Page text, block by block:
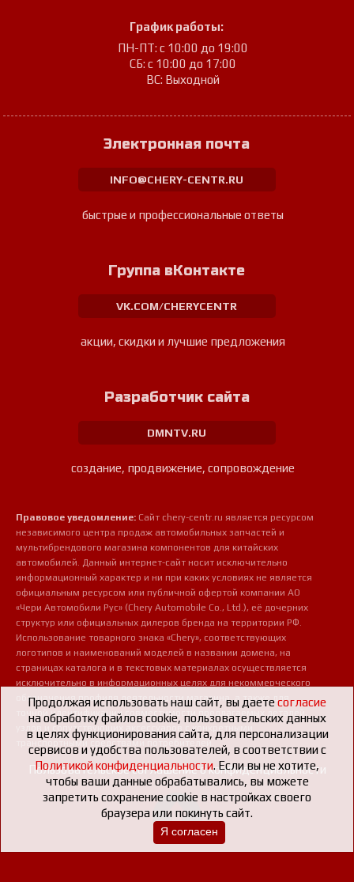
График работы:
ПН-ПТ: с 10:00 до 19:00
СБ: с 10:00 до 17:00
ВС: Выходной
Электронная почта
INFO@CHERY-CENTR.RU
быстрые и профессиональные ответы
Группа вКонтакте
VK.COM/CHERYCENTR
акции, скидки и лучшие предложения
Разработчик сайта
DMNTV.RU
создание, продвижение, сопровождение
Правовое уведомление: Сайт chery-centr.ru является ресурсом
независимого центра продаж автомобильных запчастей и
мультибрендового магазина компонентов для китайских
автомобилей. Данный интернет-сайт носит исключительно
информационный характер и ни при каких условиях не является
официальным ресурсом или публичной офертой компании АО
«Чери Автомобили Рус» (Chery Automobile Co., Ltd.), её дочерних
структур или официальных дилеров бренда на территории РФ.
Использование товарного знака «Chery», соответствующих
логотипов и наименований моделей в названии домена, на
страницах каталога и в текстовых материалах осуществляется
исключительно в информационных целях для некоммерческого
обозначения профиля деятельности магазина, а также для
точной идентификации совместимости предлагаемых деталей,
узлов и сопутствующих аксессуаров с конкретными
транспортными средствами потребителей.
Пользовательское соглашение о конфиденциальности
Продолжая использовать наш сайт, вы даетесогласие
на обработку файлов cookie, пользовательских данных
в целях функционирования сайта, для персонализации
сервисов и удобства пользователей, в соответствии с
Политикой конфиденциальности. Если вы не хотите,
чтобы ваши данные обрабатывались, вы можете
запретить сохранение cookie в настройках своего
браузера или покинуть сайт.
Я согласен